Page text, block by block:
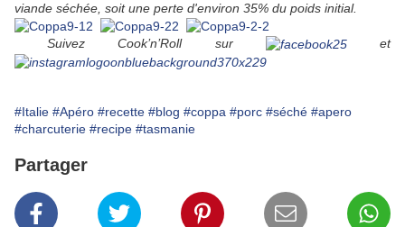
viande séchée, soit une perte d'environ 35% du poids initial.
Suivez Cook’n’Roll sur et
#Italie #Apéro #recette #blog #coppa #porc #séché #apero
#charcuterie #recipe #tasmanie
Partager